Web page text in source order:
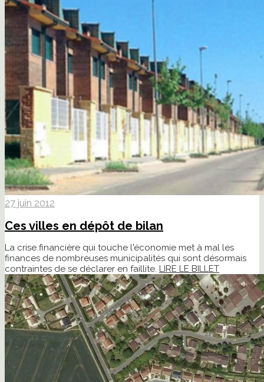
27 juin 2012
Ces villes en dépôt de bilan
La crise financière qui touche l'économie met à mal les
finances de nombreuses municipalités qui sont désormais
contraintes de se déclarer en faillite. LIRE LE BILLET